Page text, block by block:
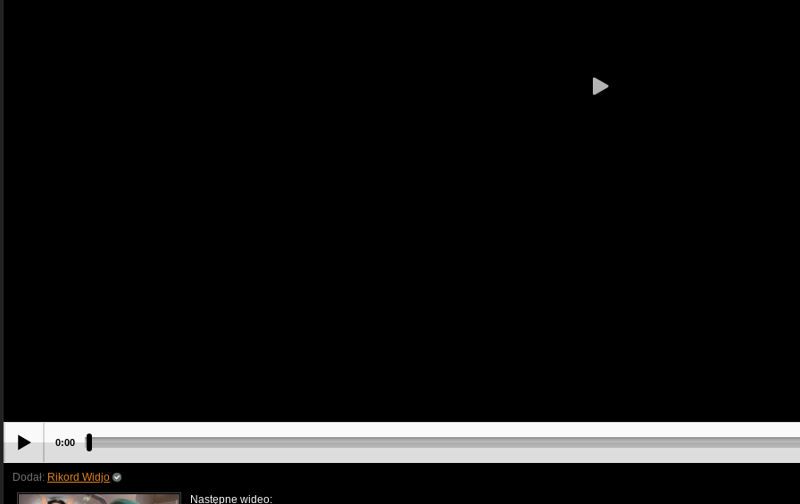
0:00
Dodał: Rikord Widjo
Następne wideo: